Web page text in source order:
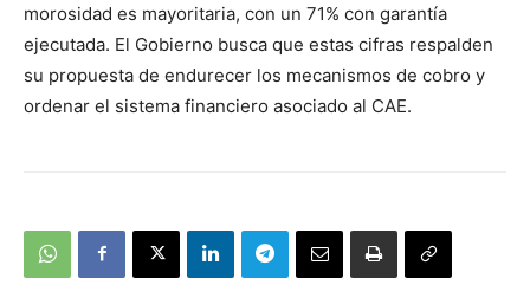
morosidad es mayoritaria, con un 71% con garantía
ejecutada. El Gobierno busca que estas cifras respalden
su propuesta de endurecer los mecanismos de cobro y
ordenar el sistema financiero asociado al CAE.